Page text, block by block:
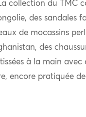
collection du TMC
des sandales
de mocassins
des
à la main avec
encore pratiquée